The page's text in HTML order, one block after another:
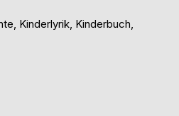
Kinderlyrik, Kinderbuch,